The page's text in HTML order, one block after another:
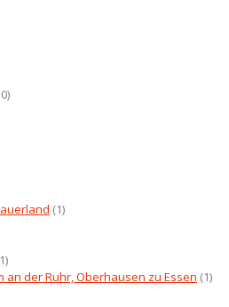
(1)
an der Ruhr, Oberhausen zu Essen (1)